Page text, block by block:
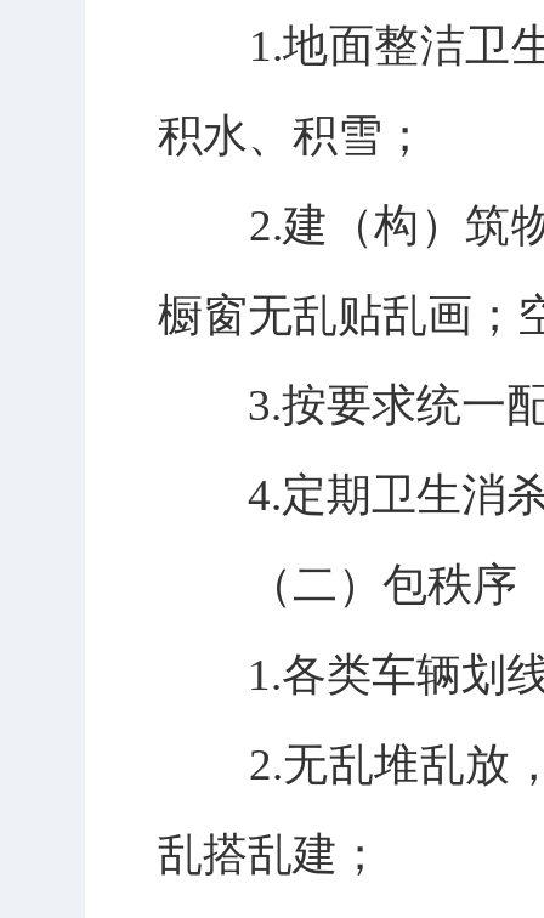
1.地面整洁卫生
积水、积雪；
2.建（构）筑物
橱窗无乱贴乱画；
3.按要求统一配
4.定期卫生消杀
（二）包秩序
1.各类车辆划线
2.无乱堆乱放，
乱搭乱建；